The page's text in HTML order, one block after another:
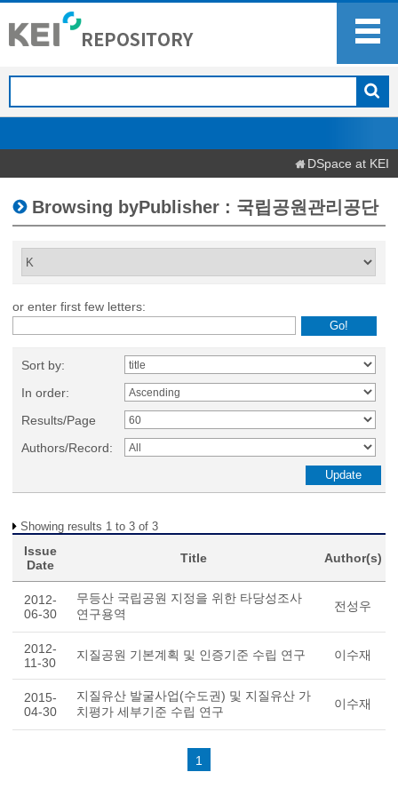
DSpace at KEI
Browsing byPublisher : 국립공원관리공단
or enter first few letters:
Sort by:
In order:
Results/Page
Authors/Record:
Showing results 1 to 3 of 3
Issue
Date
Title Author(s)
2012-
06-30
무등산 국립공원 지정을 위한 타당성조사
연구용역
전성우
2012-
11-30
지질공원 기본계획 및 인증기준 수립 연구 이수재
2015-
04-30
지질유산 발굴사업(수도권) 및 지질유산 가
치평가 세부기준 수립 연구
이수재
1